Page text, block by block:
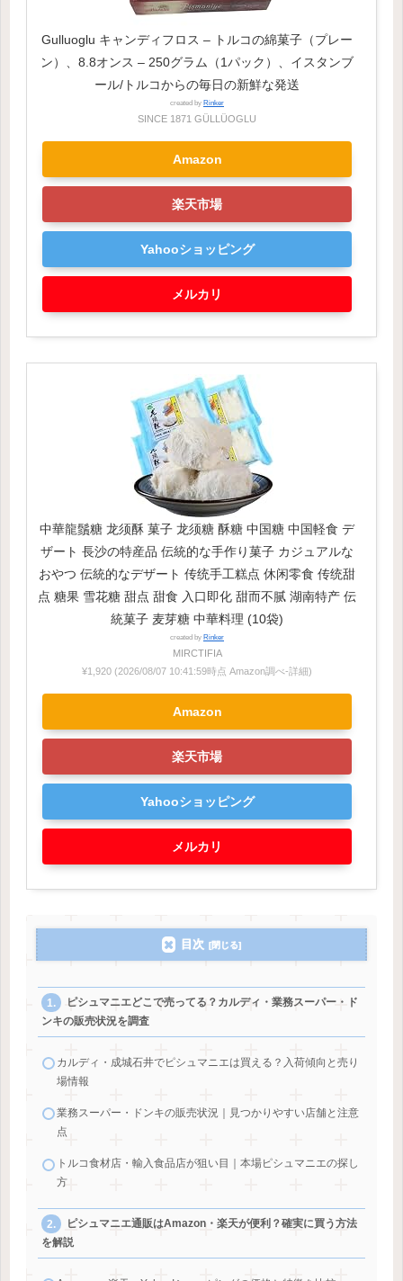
Gulluoglu キャンディフロス – トルコの綿菓子（プレー
ン）、8.8オンス – 250グラム（1パック）、イスタンブ
ール/トルコからの毎日の新鮮な発送
created by Rinker
SINCE 1871 GÜLLÜOGLU
Amazon
楽天市場
Yahooショッピング
メルカリ
中華龍鬚糖 龙须酥 菓子 龙须糖 酥糖 中国糖 中国軽食 デ
ザート 長沙の特産品 伝統的な手作り菓子 カジュアルな
おやつ 伝統的なデザート 传统手工糕点 休闲零食 传统甜
点 糖果 雪花糖 甜点 甜食 入口即化 甜而不腻 湖南特产 伝
統菓子 麦芽糖 中華料理 (10袋)
created by Rinker
MIRCTIFIA
¥1,920 (2026/08/07 10:41:59時点 Amazon調べ-詳細)
Amazon
楽天市場
Yahooショッピング
メルカリ
目次
ピシュマニエどこで売ってる？カルディ・業務スーパー・ド
ンキの販売状況を調査
カルディ・成城石井でピシュマニエは買える？入荷傾向と売り
場情報
業務スーパー・ドンキの販売状況｜見つかりやすい店舗と注意
点
トルコ食材店・輸入食品店が狙い目｜本場ピシュマニエの探し
方
ピシュマニエ通販はAmazon・楽天が便利？確実に買う方法
を解説